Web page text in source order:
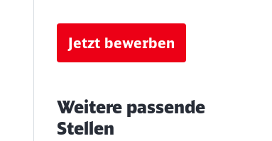
Jetzt bewerben
Weitere passende
Stellen